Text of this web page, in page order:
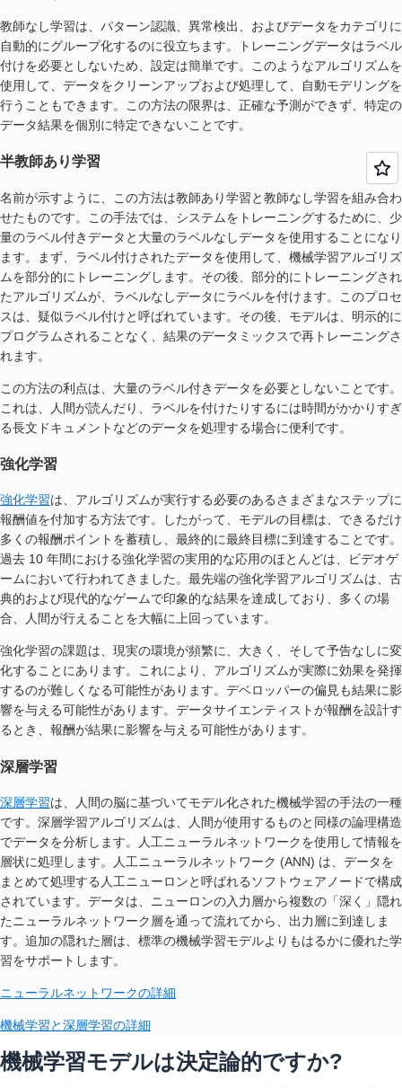
教師なし学習は、パターン認識、異常検出、およびデータをカテゴリに
自動的にグループ化するのに役立ちます。トレーニングデータはラベル
付けを必要としないため、設定は簡単です。このようなアルゴリズムを
使用して、データをクリーンアップおよび処理して、自動モデリングを
行うこともできます。この方法の限界は、正確な予測ができず、特定の
データ結果を個別に特定できないことです。
半教師あり学習
名前が示すように、この方法は教師あり学習と教師なし学習を組み合わ
せたものです。この手法では、システムをトレーニングするために、少
量のラベル付きデータと大量のラベルなしデータを使用することになり
ます。まず、ラベル付けされたデータを使用して、機械学習アルゴリズ
ムを部分的にトレーニングします。その後、部分的にトレーニングされ
たアルゴリズムが、ラベルなしデータにラベルを付けます。このプロセ
スは、疑似ラベル付けと呼ばれています。その後、モデルは、明示的に
プログラムされることなく、結果のデータミックスで再トレーニングさ
れます。
この方法の利点は、大量のラベル付きデータを必要としないことです。
これは、人間が読んだり、ラベルを付けたりするには時間がかかりすぎ
る長文ドキュメントなどのデータを処理する場合に便利です。
強化学習
強化学習は、アルゴリズムが実行する必要のあるさまざまなステップに
報酬値を付加する方法です。したがって、モデルの目標は、できるだけ
多くの報酬ポイントを蓄積し、最終的に最終目標に到達することです。
過去 10 年間における強化学習の実用的な応用のほとんどは、ビデオゲ
ームにおいて行われてきました。最先端の強化学習アルゴリズムは、古
典的および現代的なゲームで印象的な結果を達成しており、多くの場
合、人間が行えることを大幅に上回っています。
強化学習の課題は、現実の環境が頻繁に、大きく、そして予告なしに変
化することにあります。これにより、アルゴリズムが実際に効果を発揮
するのが難しくなる可能性があります。デベロッパーの偏見も結果に影
響を与える可能性があります。データサイエンティストが報酬を設計す
るとき、報酬が結果に影響を与える可能性があります。
深層学習
深層学習は、人間の脳に基づいてモデル化された機械学習の手法の一種
です。深層学習アルゴリズムは、人間が使用するものと同様の論理構造
でデータを分析します。人工ニューラルネットワークを使用して情報を
層状に処理します。人工ニューラルネットワーク (ANN) は、データを
まとめて処理する人工ニューロンと呼ばれるソフトウェアノードで構成
されています。データは、ニューロンの入力層から複数の「深く」隠れ
たニューラルネットワーク層を通って流れてから、出力層に到達しま
す。追加の隠れた層は、標準の機械学習モデルよりもはるかに優れた学
習をサポートします。
ニューラルネットワークの詳細
機械学習と深層学習の詳細
機械学習モデルは決定論的ですか?